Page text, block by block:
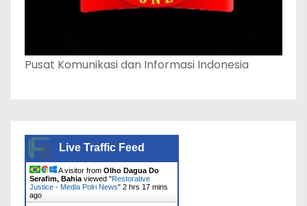
Pusat Komunikasi dan Informasi Indonesia
Live Traffic Feed
A visitor from Olho Dagua Do
Serafim, Bahia viewed "Restorative
Justice - Media Polri News" 2 hrs 17 mins
ago